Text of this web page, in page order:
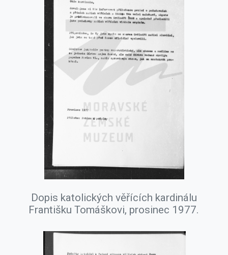
Dopis katolických věřících kardinálu
Františku Tomáškovi, prosinec 1977.